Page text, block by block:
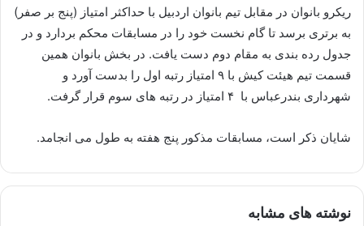
ریکرو بانوان در مقابل تیم بانوان اردبیل با حداکثر امتیاز (پنج بر صفر)
به برتری برسد تا گام نخست خود را در مسابقات محکم بردارد و در
جدول رده بندی به مقام دوم دست یافت. در بخش بانوان همین
قسمت تیم هیئت کیش با ۹ امتیاز رتبه اول را بدست آورد و
شهرداری بندرعباس با ۴ امتیاز در رتبه های سوم قرار گرفت.
شایان ذکر است، مسابقات مذکور پنج هفته به طول می انجامد.
نوشته های مشابه